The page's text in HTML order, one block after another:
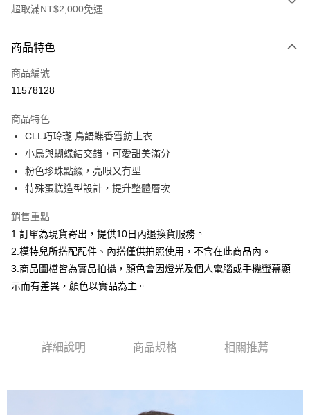
超取滿NT$2,000免運
信用卡一次付款
信用卡分期付款
合作金庫商業銀行
華南商業銀行
上海商業儲蓄銀行
台北富邦商業銀行
國泰世華商業銀行
臺灣中小企業銀行
台中商業銀行
聯邦商業銀行
元大商業銀行
永豐商業銀行
台新國際商業銀行
中國信託商業銀行
台灣樂天信用卡公司
超商取貨付款
LINE Pay
Apple Pay
悠遊付
Google Pay
大哥付你分期
2.付款方式選擇「大哥付你分期」，訂單成立後會自動跳轉到大哥付的交易
流程，驗證手機門號後，選擇欲分期的期數、繳款截止日，確認付款後即完
4.訂單成立30分鐘內，如未前往確認交易或遇審核未通過，訂單將自動取
相關說明
２．便利：只要手機號碼，簡訊認證，即可結帳。
商品特色
商品編號
11578128
商品特色
CLL巧玲瓏 鳥語蝶香雪紡上衣
小鳥與蝴蝶結交錯，可愛甜美滿分
粉色珍珠點綴，亮眼又有型
特殊蛋糕造型設計，提升整體層次
銷售重點
1.訂單為現貨寄出，提供10日內退換貨服務。
2.模特兒所搭配配件、內搭僅供拍照使用，不含在此商品內。
3.商品圖檔皆為實品拍攝，顏色會因燈光及個人電腦或手機螢幕顯
示而有差異，顏色以實品為主。
詳細說明 商品規格 相關推薦